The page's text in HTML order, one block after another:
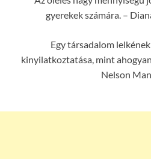
gyerekek számára. –
Egy társadalom
kinyilatkoztatása, mint
Nelson